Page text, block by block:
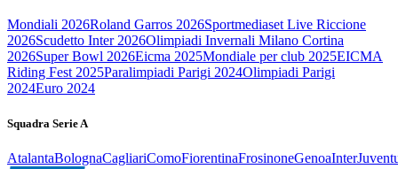
Mondiali 2026Roland Garros 2026Sportmediaset Live Riccione
2026Scudetto Inter 2026Olimpiadi Invernali Milano Cortina
2026Super Bowl 2026Eicma 2025Mondiale per club 2025EICMA
Riding Fest 2025Paralimpiadi Parigi 2024Olimpiadi Parigi
2024Euro 2024
Squadra Serie A
AtalantaBolognaCagliariComoFiorentinaFrosinoneGenoaInter